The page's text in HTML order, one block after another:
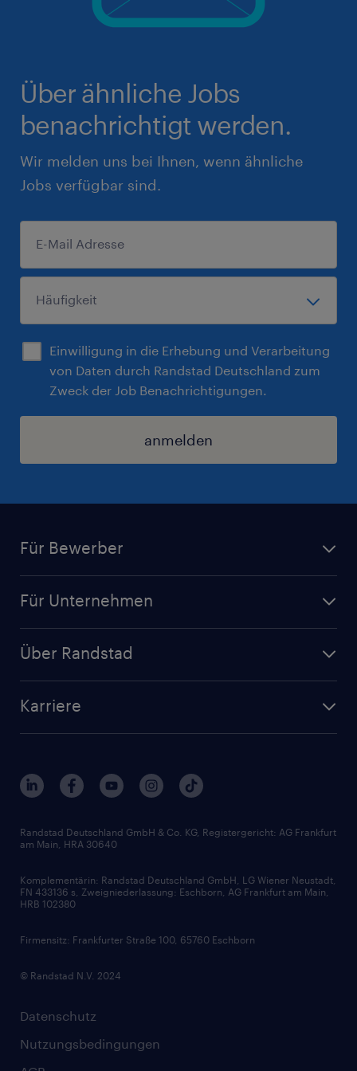
Über ähnliche Jobs
benachrichtigt werden.
Wir melden uns bei Ihnen, wenn ähnliche
Jobs verfügbar sind.
Einwilligung in die Erhebung und Verarbeitung
von Daten durch Randstad Deutschland zum
Zweck der Job Benachrichtigungen.
anmelden
Für Bewerber
Initiativbewerbung
Randstad Akademie
Für Unternehmen
Branchen
Über Randstad
Interne Karriere
FAQ - Bewerber / Kunden
Zertifikate und Auszeichnungen
Karriere
Berufsprofile
Gehaltsthemen
Bewerbungsratgeber
Soft Skills
Skills
Datenschutz
Nutzungsbedingungen
Randstad Deutschland GmbH & Co. KG, Registergericht: AG Frankfurt
am Main, HRA 30640
Komplementärin: Randstad Deutschland GmbH, LG Wiener Neustadt,
FN 433136 s, Zweigniederlassung: Eschborn, AG Frankfurt am Main,
HRB 102380
Firmensitz: Frankfurter Straße 100, 65760 Eschborn
© Randstad N.V. 2024